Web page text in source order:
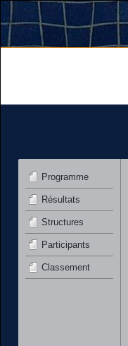
Programme
Résultats
Structures
Participants
Classement